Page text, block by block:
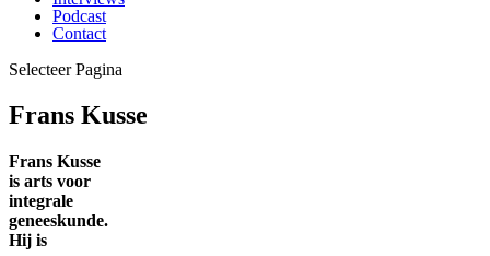
Podcast
Contact
Selecteer Pagina
Frans Kusse
Frans Kusse
is arts voor
integrale
geneeskunde.
Hij is